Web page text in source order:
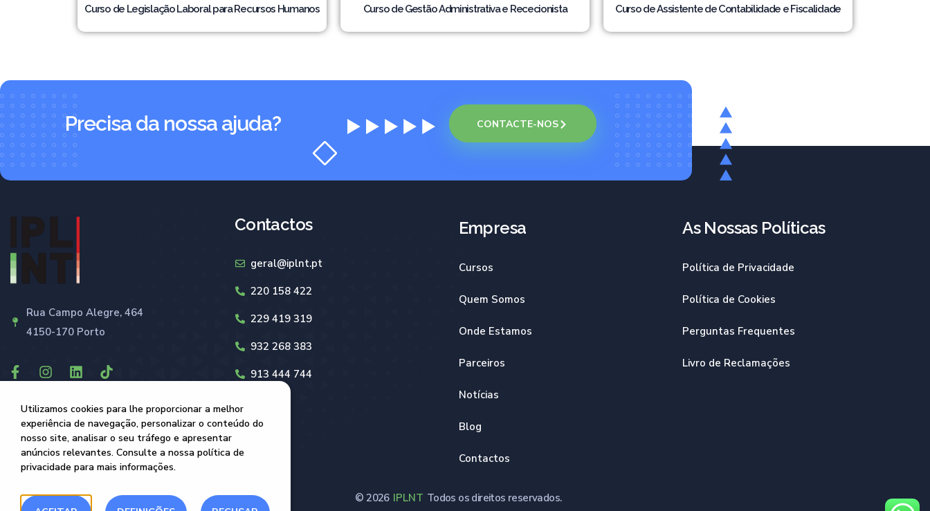
Curso de Legislação Laboral para Recursos Humanos Curso de Gestão Administrativa e Rececionista Curso de Assistente de Contabilidade e Fiscalidade
Precisa da nossa ajuda? CONTACTE-NOS
Rua Campo Alegre, 464
4150-170 Porto
Contactos
geral@iplnt.pt
220 158 422
229 419 319
932 268 383
913 444 744
Empresa
Cursos
Quem Somos
Onde Estamos
Parceiros
Notícias
Blog
Contactos
As Nossas Políticas​
Política de Privacidade
Política de Cookies
Perguntas Frequentes
Livro de Reclamações
© 2026 IPLNT Todos os direitos reservados.
Utilizamos cookies para lhe proporcionar a melhor
experiência de navegação, personalizar o conteúdo do
nosso site, analisar o seu tráfego e apresentar
anúncios relevantes. Consulte a nossa política de
privacidade para mais informações.